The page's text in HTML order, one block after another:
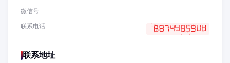
微信号 -
联系电话
联系地址